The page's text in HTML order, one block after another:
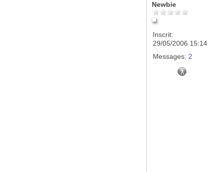
Newbie
Inscrit:
29/05/2006 15:14
Messages: 2